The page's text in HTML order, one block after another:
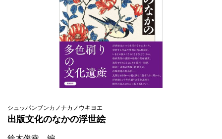
シュッパンブンカノナカノウキヨエ
出版文化のなかの浮世絵